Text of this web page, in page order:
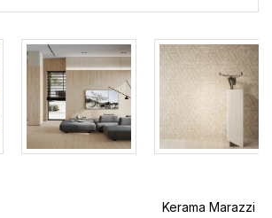
Kerama Marazzi